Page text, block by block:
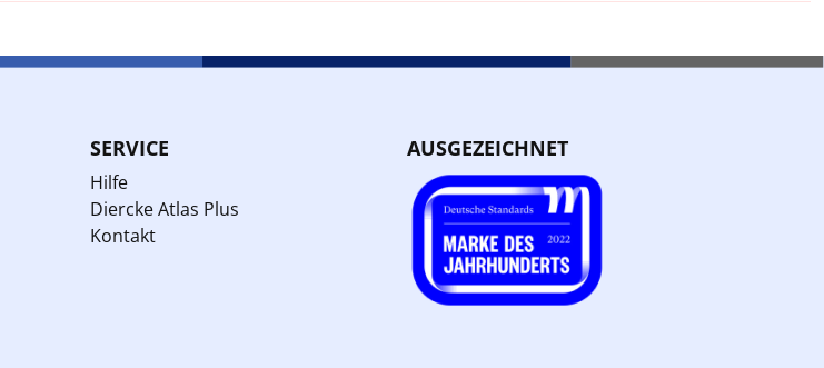
SERVICE
Hilfe
Diercke Atlas Plus
Kontakt
AUSGEZEICHNET